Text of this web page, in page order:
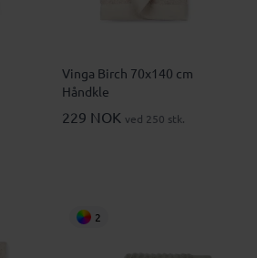
Vinga Birch 70x140 cm
Håndkle
229 NOK ved 250 stk.
2